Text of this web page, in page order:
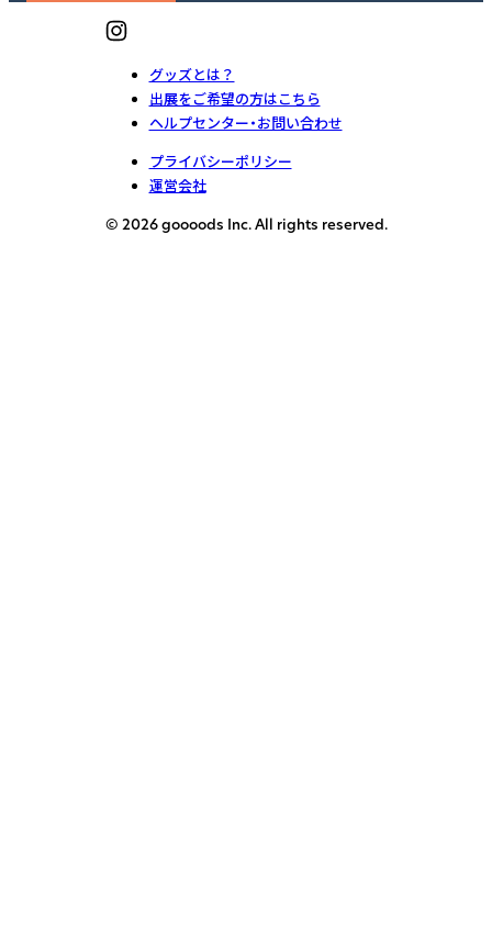
グッズとは？
出展をご希望の方はこちら
ヘルプセンター・お問い合わせ
プライバシーポリシー
運営会社
© 2026 goooods Inc. All rights reserved.